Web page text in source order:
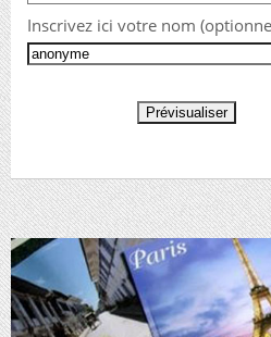
Inscrivez ici votre nom